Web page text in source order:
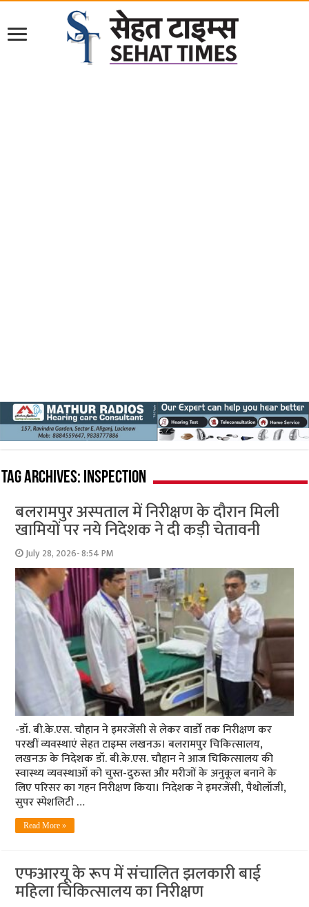
Tag Archives: inspection
बलरामपुर अस्पताल में निरीक्षण के दौरान मिली
खामियों पर नये निदेशक ने दी कड़ी चेतावनी
July 28, 2026- 8:54 PM
-डॉ. बी.के.एस. चौहान ने इमरजेंसी से लेकर वार्डों तक निरीक्षण कर
परखीं व्यवस्थाएं सेहत टाइम्स ​लखनऊ। बलरामपुर चिकित्सालय,
लखनऊ के निदेशक डॉ. बी.के.एस. चौहान ने आज चिकित्सालय की
स्वास्थ्य व्यवस्थाओं को चुस्त-दुरुस्त और मरीजों के अनुकूल बनाने के
लिए परिसर का गहन निरीक्षण किया। ​निदेशक ने इमरजेंसी, पैथोलॉजी,
सुपर स्पेशलिटी …
Read More »
एफआरयू के रूप में संचालित झलकारी बाई
महिला चिकित्सालय का निरीक्षण